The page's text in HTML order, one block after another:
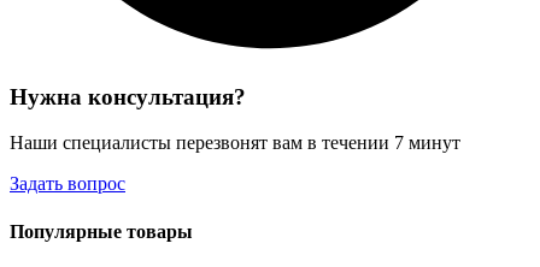
Нужна консультация?
Наши специалисты перезвонят вам в течении 7 минут
Задать вопрос
Популярные товары